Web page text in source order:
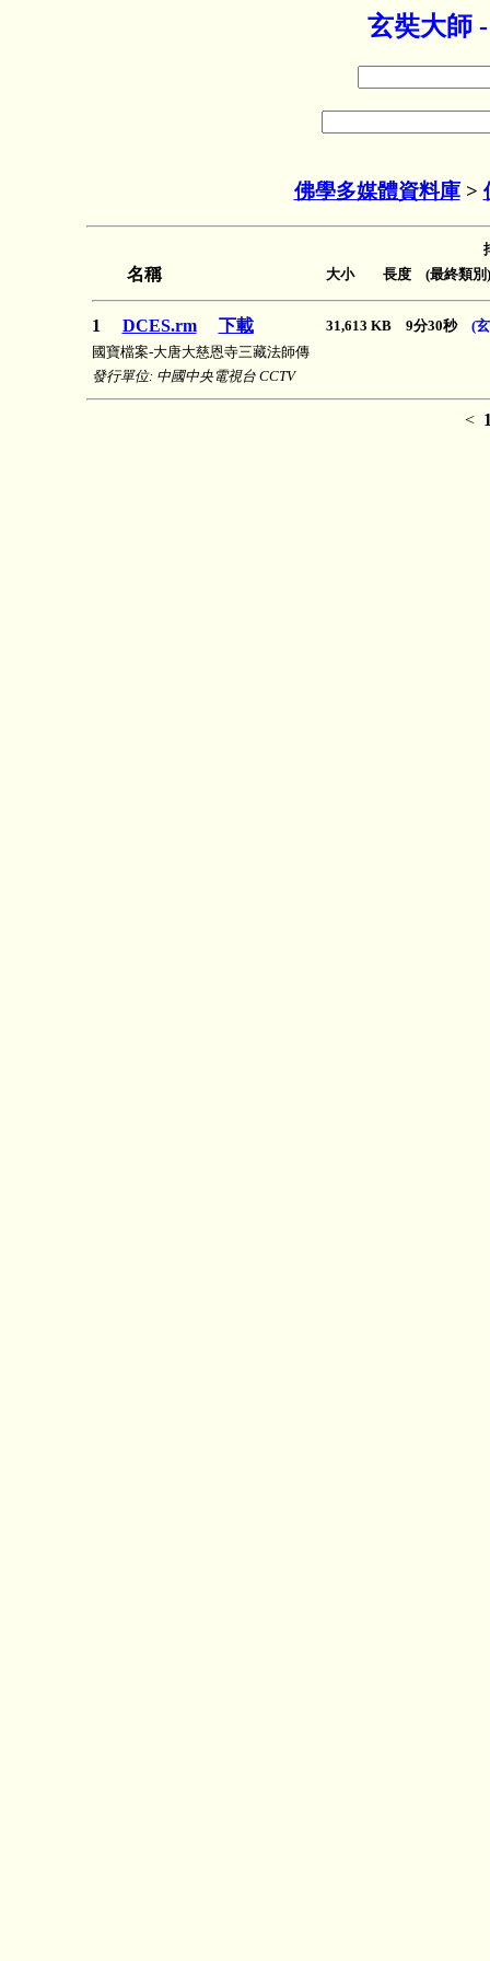
玄奘大師
佛學多媒體資料庫>
名稱 大小 長度 (最終類別)
1 DCES.rm 下載 31,613 KB 9分30秒 (
國寶檔案-大唐大慈恩寺三藏法師傳
發行單位: 中國中央電視台 CCTV
<